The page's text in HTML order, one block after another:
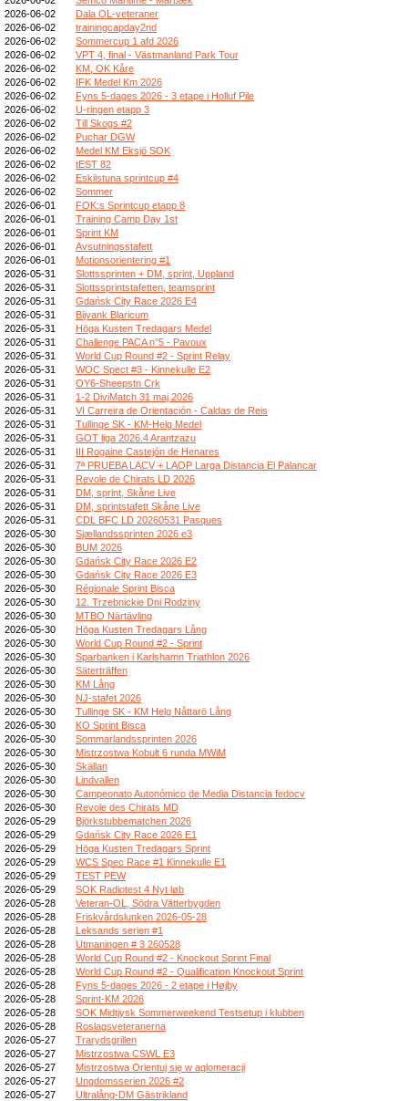
2026-06-02
Dala OL-veteraner
2026-06-02
trainingcapday2nd
2026-06-02
Sommercup 1 afd 2026
2026-06-02
VPT 4, final - Västmanland Park Tour
2026-06-02
KM, OK Kåre
2026-06-02
IFK Medel Km 2026
2026-06-02
Fyns 5-dages 2026 - 3 etape i Holluf Pile
2026-06-02
U-ringen etapp 3
2026-06-02
Till Skogs #2
2026-06-02
Puchar DGW
2026-06-02
Medel KM Eksjö SOK
2026-06-02
tEST 82
2026-06-02
Eskilstuna sprintcup #4
2026-06-02
Sommer
2026-06-01
FOK:s Sprintcup etapp 8
2026-06-01
Training Camp Day 1st
2026-06-01
Sprint KM
2026-06-01
Avsutningsstafett
2026-06-01
Motionsorientering #1
2026-05-31
Slottssprinten + DM, sprint, Uppland
2026-05-31
Slottssprintstafetten, teamsprint
2026-05-31
Gdańsk City Race 2026 E4
2026-05-31
Bijvank Blaricum
2026-05-31
Höga Kusten Tredagars Medel
2026-05-31
Challenge PACA n°5 - Pavoux
2026-05-31
World Cup Round #2 - Sprint Relay
2026-05-31
WOC Spect #3 - Kinnekulle E2
2026-05-31
OY6-Sheepstn Crk
2026-05-31
1-2 DiviMatch 31 maj 2026
2026-05-31
VI Carreira de Orientación - Caldas de Reis
2026-05-31
Tullinge SK - KM-Helg Medel
2026-05-31
GOT liga 2026.4 Arantzazu
2026-05-31
III Rogaine Castejón de Henares
2026-05-31
7ª PRUEBA LACV + LAOP Larga Distancia El Palancar
2026-05-31
Revole de Chirats LD 2026
2026-05-31
DM, sprint, Skåne Live
2026-05-31
DM, sprintstafett Skåne Live
2026-05-31
CDL BFC LD 20260531 Pasques
2026-05-30
Sjællandssprinten 2026 e3
2026-05-30
BUM 2026
2026-05-30
Gdańsk City Race 2026 E2
2026-05-30
Gdańsk City Race 2026 E3
2026-05-30
Régionale Sprint Bisca
2026-05-30
12. Trzebnickie Dni Rodziny
2026-05-30
MTBO Närtävling
2026-05-30
Höga Kusten Tredagars Lång
2026-05-30
World Cup Round #2 - Sprint
2026-05-30
Sparbanken i Karlshamn Triathlon 2026
2026-05-30
Säterträffen
2026-05-30
KM Lång
2026-05-30
NJ-stafet 2026
2026-05-30
Tullinge SK - KM Helg Nåttarö Lång
2026-05-30
KO Sprint Bisca
2026-05-30
Sommarlandssprinten 2026
2026-05-30
Mistrzostwa Kobułt 6 runda MWiM
2026-05-30
Skällan
2026-05-30
Lindvallen
2026-05-30
Campeonato Autonómico de Media Distancia fedocv
2026-05-30
Revole des Chirats MD
2026-05-29
Björkstubbematchen 2026
2026-05-29
Gdańsk City Race 2026 E1
2026-05-29
Höga Kusten Tredagars Sprint
2026-05-29
WCS Spec Race #1 Kinnekulle E1
2026-05-29
TEST PEW
2026-05-29
SOK Radiotest 4 Nyt løb
2026-05-28
Veteran-OL, Södra Vätterbygden
2026-05-28
Friskvårdslunken 2026-05-28
2026-05-28
Leksands serien #1
2026-05-28
Utmaningen # 3 260528
2026-05-28
World Cup Round #2 - Knockout Sprint Final
2026-05-28
World Cup Round #2 - Qualification Knockout Sprint
2026-05-28
Fyns 5-dages 2026 - 2 etape i Højby
2026-05-28
Sprint-KM 2026
2026-05-28
SOK Midtjysk Sommerweekend Testsetup i klubben
2026-05-28
Roslagsveteranerna
2026-05-27
Trarydsgrillen
2026-05-27
Mistrzostwa CSWL E3
2026-05-27
Mistrzostwa Orientuj się w aglomeracji
2026-05-27
Ungdomsserien 2026 #2
2026-05-27
Ultralång-DM Gästrikland